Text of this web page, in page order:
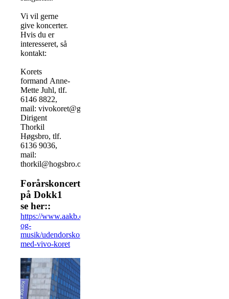
Vi vil gerne
give koncerter.
Hvis du er
interesseret, så
kontakt:
Korets
formand Anne-
Mette Juhl, tlf.
6146 8822,
mail: vivokoret@gmail.com
Dirigent
Thorkil
Høgsbro, tlf.
6136 9036,
mail:
thorkil@hogsbro.org
Forårskoncert
på Dokk1
se her::
https://www.aakb.dk/hovedbiblioteket/arrangementer/lyd-
og-
musik/udendorskoncert-
med-vivo-koret